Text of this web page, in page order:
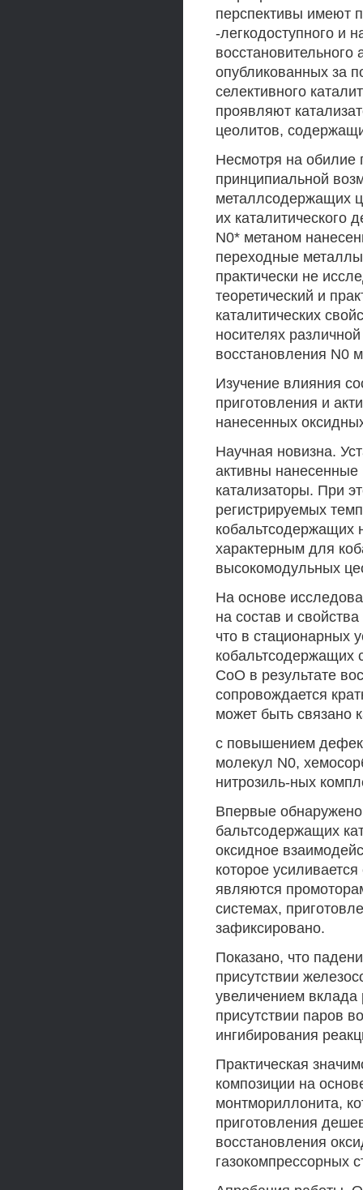
перспективы имеют
-легкодоступного и
восстановительного
опубликованных за
селективного
проявляют
цеолитов,
Несмотря на обилие
принципиальной
металлсодержащих
их каталитического
N0* метаном
переходные металлы
практически не
теоретический и
каталитических
носителях
восстановления N0
Изучение влияния
приготовления и
нанесенных
Научная новизна.
активны
катализаторы. При
регистрируемых
кобальтсодержащих
характерным для
высокомодульных
На основе
на состав и
что в стационарных
кобальтсодержащих
СоО в результате
сопровождается
может быть связано
с повышением
молекул N0,
нитрозиль-ных
Впервые
бальтсодержащих
оксидное
которое
являются
системах,
зафиксировано.
Показано, что
присутствии
увеличением вклада
присутствии паров
ингибирования
Практическая
композиции на
монтмориллонита,
приготовления
восстановления
газокомпрессорных